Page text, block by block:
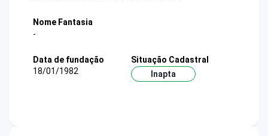
Nome Fantasia
-
Data de fundação
18/01/1982
Situação Cadastral
Inapta